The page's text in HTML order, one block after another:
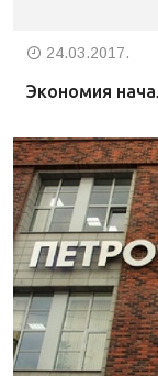
24.03.2017.
Экономия